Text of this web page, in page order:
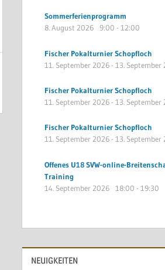
Sommerferienprogramm
8. August 2026
9:00 -12:00
Fischer Pokalturnier Schopfloch
11. September 2026-13. September
Fischer Pokalturnier Schopfloch
11. September 2026-13. September
Fischer Pokalturnier Schopfloch
11. September 2026-13. September
Offenes U18 SVW-online-
Training
14. September 2026
18:00 -19:30
NEUIGKEITEN